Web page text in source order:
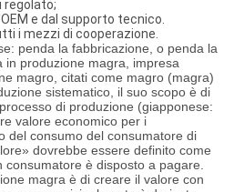
regolato;
e dal supporto tecnico.
i mezzi di cooperazione.
penda la fabbricazione, o penda la
in produzione magra, impresa
magro, citati come magro (magra)
sistematico, il suo scopo è di
di produzione (giapponese:
valore economico per i
del consumo del consumatore di
dovrebbe essere definito come
consumatore è disposto a pagare.
magra è di creare il valore con